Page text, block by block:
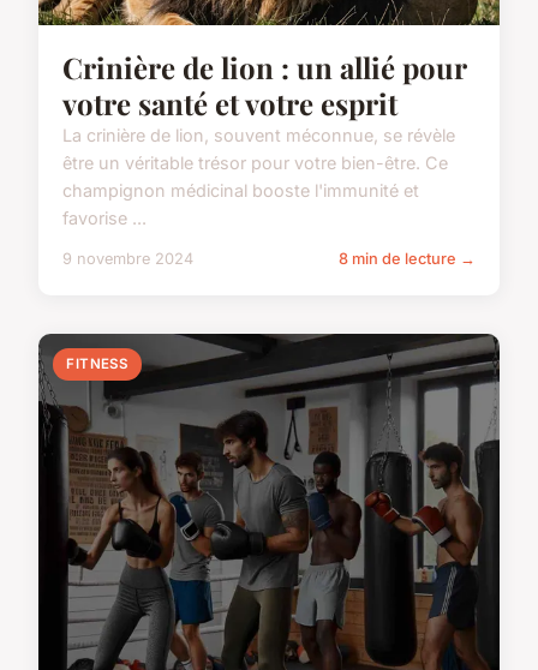
Crinière de lion : un allié pour
votre santé et votre esprit
La crinière de lion, souvent méconnue, se révèle
être un véritable trésor pour votre bien-être. Ce
champignon médicinal booste l'immunité et
favorise ...
9 novembre 2024 8 min de lecture →
FITNESS